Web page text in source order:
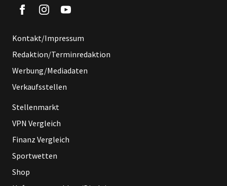
Kontakt/Impressum
Redaktion/Terminredaktion
Werbung/Mediadaten
Verkaufsstellen
Stellenmarkt
VPN Vergleich
Finanz Vergleich
Sportwetten
Shop